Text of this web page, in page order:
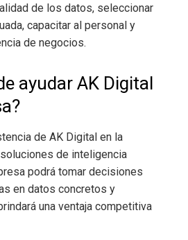
de los datos, seleccionar
capacitar al personal y
de negocios.
ayudar AK Digital
de AK Digital en la
de inteligencia
podrá tomar decisiones
en datos concretos y
una ventaja competitiva